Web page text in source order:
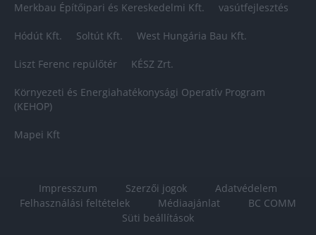
Merkbau Építőipari és Kereskedelmi Kft. vasútfejlesztés
Hódút Kft. Soltút Kft. West Hungária Bau Kft.
Liszt Ferenc repülőtér KÉSZ Zrt.
Környezeti és Energiahatékonysági Operatív Program
(KEHOP)
Mapei Kft
Impresszum Szerzői jogok
Adatvédelem
Felhasználási feltételek
Médiaajánlat
BC COMM
Süti beállítások